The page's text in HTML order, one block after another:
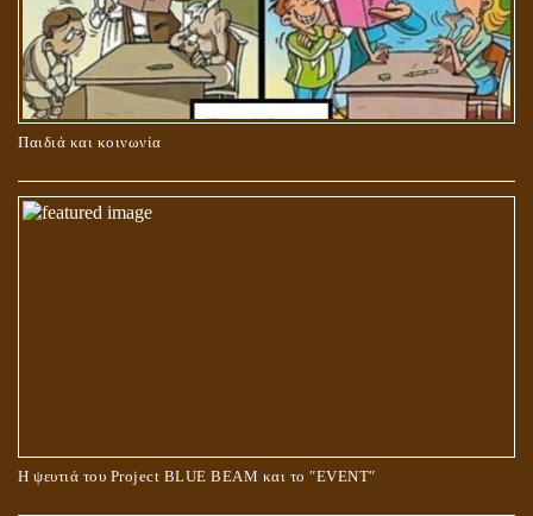
Παιδιά και κοινωνία
Η ψευτιά του Project BLUE BEAM και το ʺEVENTʺ
ΚΑΥΣΗ Ή ΤΑΦΗ ΤΩΝ ΝΕΚΡΩΝ?
Ο ΡΟΛΟΣ ΤΗΣ ΛΙΛΙΘ ΣΤΗ ΓΕΝΕΣΗ